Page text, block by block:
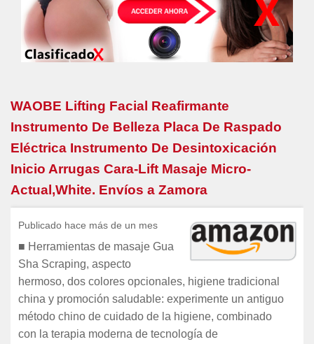
WAOBE Lifting Facial Reafirmante
Instrumento De Belleza Placa De Raspado
Eléctrica Instrumento De Desintoxicación
Inicio Arrugas Cara-Lift Masaje Micro-
Actual,White. Envíos a Zamora
Publicado hace más de un mes
■ Herramientas de masaje Gua
Sha Scraping, aspecto
hermoso, dos colores opcionales, higiene tradicional
china y promoción saludable: experimente un antiguo
método chino de cuidado de la higiene, combinado
con la terapia moderna de tecnología de